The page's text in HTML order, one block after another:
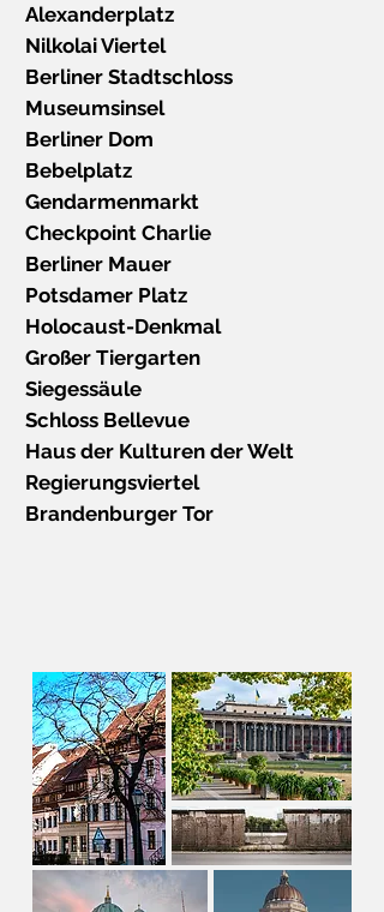
Alexanderplatz
Nilkolai Viertel
Berliner Stadtschloss
Museumsinsel
Berliner Dom
Bebelplatz
Gendarmenmarkt
Checkpoint Charlie
Berliner Mauer
Potsdamer Platz
Holocaust-Denkmal
Großer Tiergarten
Siegessäule
Schloss Bellevue
Haus der Kulturen der Welt
Regierungsviertel
Brandenburger Tor